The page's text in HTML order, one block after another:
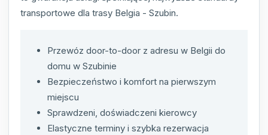
transportowe dla trasy Belgia - Szubin.
Przewóz door-to-door z adresu w Belgii do
domu w Szubinie
Bezpieczeństwo i komfort na pierwszym
miejscu
Sprawdzeni, doświadczeni kierowcy
Elastyczne terminy i szybka rezerwacja